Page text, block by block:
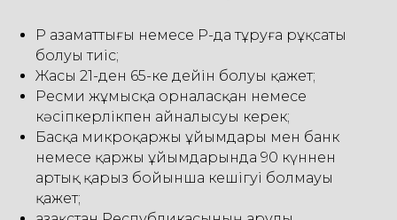
ҚР азаматтығы немесе ҚР-да тұруға рұқсаты
болуы тиіс;
Жасы 21-ден 65-ке дейін болуы қажет;
Ресми жұмысқа орналасқан немесе
кәсіпкерлікпен айналысуы керек;
Басқа микроқаржы ұйымдары мен банк
немесе қаржы ұйымдарында 90 күннен
артық қарыз бойынша кешігуі болмауы
қажет;